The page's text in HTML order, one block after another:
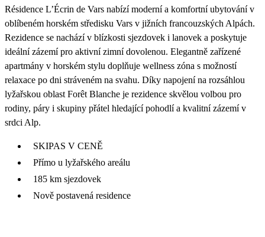
Résidence L’Écrin de Vars nabízí moderní a komfortní ubytování v
oblíbeném horském středisku Vars v jižních francouzských Alpách.
Rezidence se nachází v blízkosti sjezdovek i lanovek a poskytuje
ideální zázemí pro aktivní zimní dovolenou. Elegantně zařízené
apartmány v horském stylu doplňuje wellness zóna s možností
relaxace po dni stráveném na svahu. Díky napojení na rozsáhlou
lyžařskou oblast Forêt Blanche je rezidence skvělou volbou pro
rodiny, páry i skupiny přátel hledající pohodlí a kvalitní zázemí v
srdci Alp.
SKIPAS V CENĚ
Přímo u lyžařského areálu
185 km sjezdovek
Nově postavená residence